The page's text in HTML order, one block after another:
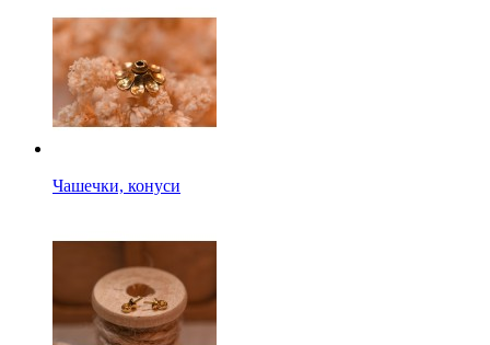
Чашечки, конуси